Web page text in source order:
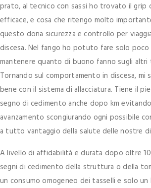
prato, al tecnico con sassi ho trovato il grip
efficace, e cosa che ritengo molto
questo dona sicurezza e controllo per
discesa. Nel fango ho potuto fare solo poco
mantenere quanto di buono fanno sugli altri
Tornando sul comportamento in discesa,
bene con il sistema di allacciatura. Tiene il
segno di cedimento anche dopo km
avanzamento scongiurando ogni possibile
a tutto vantaggio della salute delle nostre
A livello di affidabilità e durata dopo oltre
segni di cedimento della struttura o della
un consumo omogeneo dei tasselli e solo un